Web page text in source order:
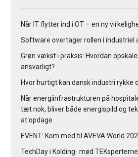
Når IT flytter ind i OT – en ny
Software overtager rollen i industriel
Grøn vækst i praksis: Hvordan
ansvarligt?
Hvor hurtigt kan dansk industri rykke
Når energiinfrastrukturen på
tæt nok, bliver både energispild og
at opdage.
EVENT: Kom med til AVEVA World
TechDay i Kolding- mød TEKsperterne